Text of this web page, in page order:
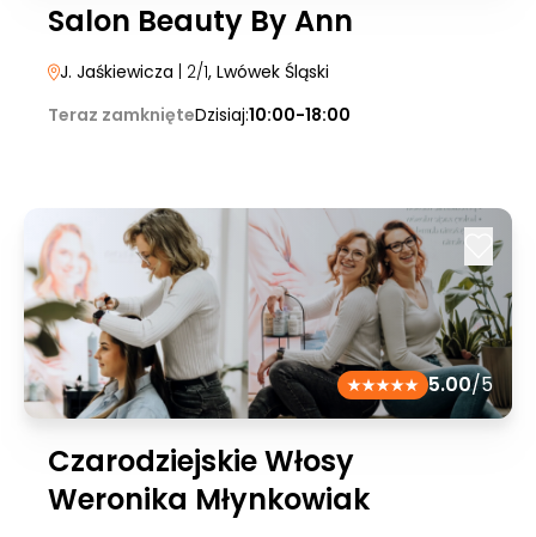
Salon Beauty By Ann
J. Jaśkiewicza | 2/1, Lwówek Śląski
Teraz zamknięteDzisiaj:10:00-18:00
5.00/5
Czarodziejskie Włosy
Weronika Młynkowiak